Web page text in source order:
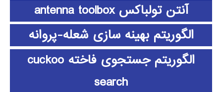
آنتن تولباکس antenna toolbox
الگوریتم بهینه سازی شعله-پروانه
الگوریتم جستجوی فاخته cuckoo
search